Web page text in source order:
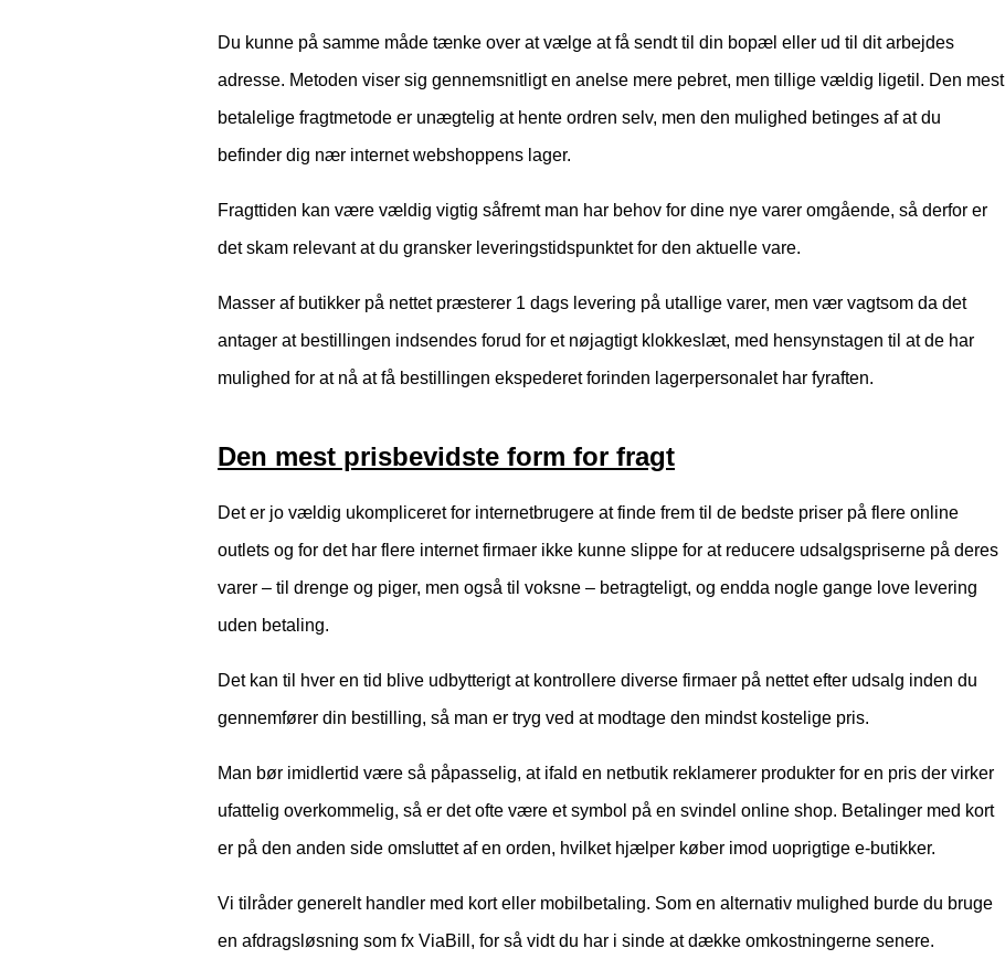
Du kunne på samme måde tænke over at vælge at få sendt til din bopæl eller ud til dit arbejdes
adresse. Metoden viser sig gennemsnitligt en anelse mere pebret, men tillige vældig ligetil. Den mest
betalelige fragtmetode er unægtelig at hente ordren selv, men den mulighed betinges af at du
befinder dig nær internet webshoppens lager.
Fragttiden kan være vældig vigtig såfremt man har behov for dine nye varer omgående, så derfor er
det skam relevant at du gransker leveringstidspunktet for den aktuelle vare.
Masser af butikker på nettet præsterer 1 dags levering på utallige varer, men vær vagtsom da det
antager at bestillingen indsendes forud for et nøjagtigt klokkeslæt, med hensynstagen til at de har
mulighed for at nå at få bestillingen ekspederet forinden lagerpersonalet har fyraften.
Den mest prisbevidste form for fragt
Det er jo vældig ukompliceret for internetbrugere at finde frem til de bedste priser på flere online
outlets og for det har flere internet firmaer ikke kunne slippe for at reducere udsalgspriserne på deres
varer – til drenge og piger, men også til voksne – betragteligt, og endda nogle gange love levering
uden betaling.
Det kan til hver en tid blive udbytterigt at kontrollere diverse firmaer på nettet efter udsalg inden du
gennemfører din bestilling, så man er tryg ved at modtage den mindst kostelige pris.
Man bør imidlertid være så påpasselig, at ifald en netbutik reklamerer produkter for en pris der virker
ufattelig overkommelig, så er det ofte være et symbol på en svindel online shop. Betalinger med kort
er på den anden side omsluttet af en orden, hvilket hjælper køber imod uoprigtige e-butikker.
Vi tilråder generelt handler med kort eller mobilbetaling. Som en alternativ mulighed burde du bruge
en afdragsløsning som fx ViaBill, for så vidt du har i sinde at dække omkostningerne senere.